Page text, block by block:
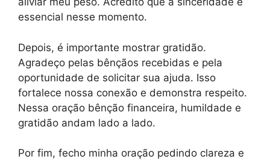
essencial nesse momento.
Depois, é importante mostrar gratidão.
Agradeço pelas bênçãos recebidas e pela
oportunidade de solicitar sua ajuda. Isso
fortalece nossa conexão e demonstra respeito.
Nessa oração bênção financeira, humildade e
gratidão andam lado a lado.
Por fim, fecho minha oração pedindo clareza e